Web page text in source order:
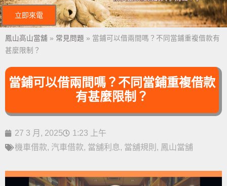
立即來電
鳳山高山當舖 » 常見問題 » 當鋪可以借兩間嗎？不同當鋪重複借款有
甚麼限制？
當鋪可以借兩間嗎？不同當鋪重複借款
有甚麼限制？
27 3 月, 2025
1:23 上午
機車借款, 汽車借款, 當舖利息, 當舖規則 , 鳳山當舖